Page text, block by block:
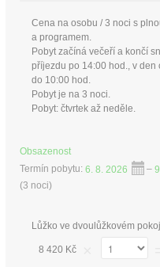
Cena na osobu / 3 noci s
a programem.
Pobyt začíná večeří a končí
příjezdu po 14:00 hod., v
do 10:00 hod.
Pobyt je na 3 noci.
Pobyt: čtvrtek až neděle.
Obsazenost
Termín pobytu: 6. 8. 2026 –
(3 noci)
Lůžko ve dvoulůžkovém
8 420 Kč